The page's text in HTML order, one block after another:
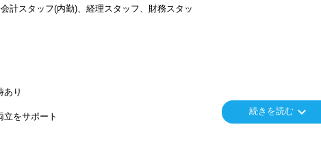
点に魅力を感じ、入所を決めました。
すか？
もらえるので、以前より成長スピードが上がったと感じています。
計スタッフ(内勤)、経理スタッフ、財務スタッ
あり
立をサポート
続きを読む keyboard_arrow_down